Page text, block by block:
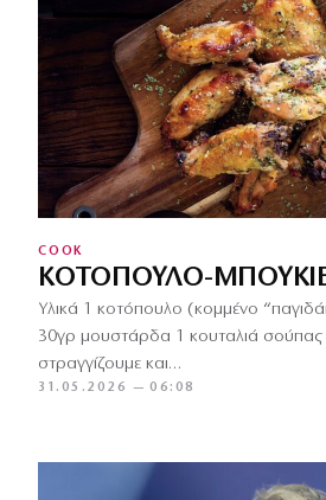
COOK
ΚΟΤΌΠΟΥΛΟ-
Υλικά 1 κοτόπουλο (κομμένο
30γρ μουστάρδα 1 κουταλιά σούπας
στραγγίζουμε και…
31.05.2026 — 06:08